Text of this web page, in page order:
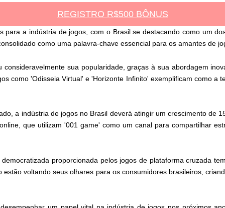
REGISTRO R$500 BÔNUS
para a indústria de jogos, com o Brasil se destacando como um
como uma palavra-chave essencial para os amantes de
sua popularidade, graças à sua abordagem
como 'Odisseia Virtual' e 'Horizonte Infinito' exemplificam como a
a indústria de jogos no Brasil deverá atingir um crescimento de
que utilizam '001 game' como um canal para compartilhar
proporcionada pelos jogos de plataforma cruzada
voltando seus olhares para os consumidores brasileiros,